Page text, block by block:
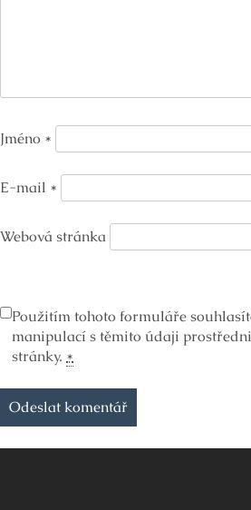
Jméno *
E-mail *
Webová stránka
Použitím tohoto formuláře
manipulací s těmito údaji
stránky. *